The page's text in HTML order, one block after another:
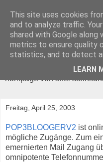
ANTIROM
hompage von axel
Freitag, April 25, 2003
POP3BLOOGERV2 ist
mögliche Zugänge. Zum
emernierten Mail Zugang
omnipotente
This site uses cookies
and to analyze traffic.
shared with Google
metrics to ensure quality
statistics, and to detect
LEARN